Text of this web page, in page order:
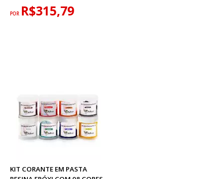
POR R$315,79
KIT CORANTE EM PASTA